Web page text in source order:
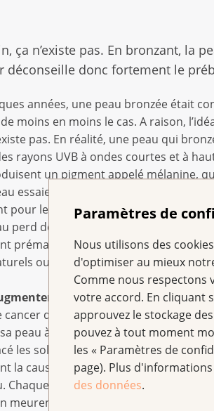
Paramètres de
Nous utilisons des
d'optimiser au mieux
Comme nous respectons
votre accord. En cliquant
approuvez le stockage
pouvez à tout moment
les « Paramètres de
page). Plus
des données.
ça n’existe pas. En bronzant, la
déconseille donc fortement le
années, une peau bronzée était
de moins en moins le cas. A raison,
pas. En réalité, une peau qui
rayons UVB à ondes courtes et à
un pigment appelé mélanine,
essaie de se protéger des rayons UV.
pour leur part profondément dans la
perd de son élasticité ; il en résulte
prématuré de la peau. Préparer sa
ou artificiels n’est donc pas une
le risque de cancer
cancer déconseille fortement
peau à bronzer au soleil. Pour sa
les solariums dans la catégorie la
la cause principale des lésions
Chaque année, environ 2700
meurent. Détecté suffisamment tôt,